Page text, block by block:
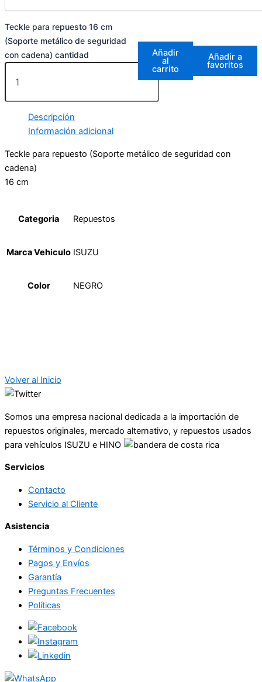
Teckle para repuesto 16 cm
(Soporte metálico de seguridad
con cadena) cantidad
Añadir
al
carrito
Añadir a
favoritos
Descripción
Información adicional
Teckle para repuesto (Soporte metálico de seguridad con
cadena)
16 cm
Categoria Repuestos
Marca Vehiculo ISUZU
Color NEGRO
Volver al Inicio
Somos una empresa nacional dedicada a la importación de
repuestos originales, mercado alternativo, y repuestos usados
para vehículos ISUZU e HINO
Servicios
Contacto
Servicio al Cliente
Asistencia
Términos y Condiciones
Pagos y Envíos
Garantía
Preguntas Frecuentes
Políticas